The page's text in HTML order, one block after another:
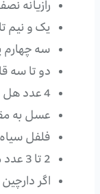
رازیانه
یک و نیم
سه چهارم
دو تا سه
4 عدد هل سبز
عسل به
فلفل
2 تا 3 عدد میخک
اگر